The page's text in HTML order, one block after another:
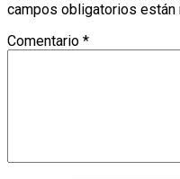
campos obligatorios están
Comentario *